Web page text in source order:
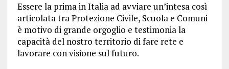
Essere la prima in Italia ad avviare un’intesa così
articolata tra Protezione Civile, Scuola e Comuni
è motivo di grande orgoglio e testimonia la
capacità del nostro territorio di fare rete e
lavorare con visione sul futuro.